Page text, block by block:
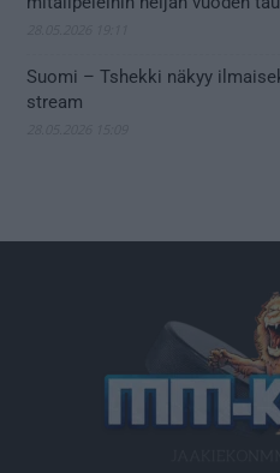
Suomi – Tshekki näkyy
stream